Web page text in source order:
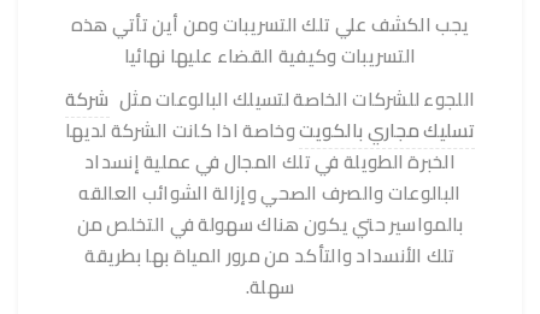
يجب الكشف علي تلك التسريبات ومن أين تأتي هذه
التسريبات وكيفية القضاء عليها نهائيا
اللجوء للشركات الخاصة لتسيلك البالوعات مثل شركة
تسليك مجاري بالكويتوخاصة اذا كانت الشركة لديها
الخبرة الطويلة في تلك المجال في عملية إنسداد
البالوعات والصرف الصحي وإزالة الشوائب العالقه
بالمواسير حتي يكون هناك سهولة في التخلص من
تلك الأنسداد والتأكد من مرور المياة بها بطريقة
سهلة.